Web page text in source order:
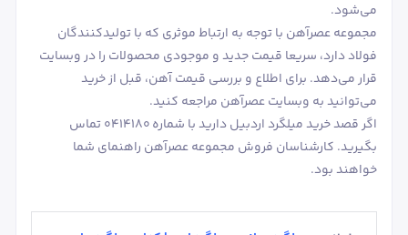
می‌شود.
مجموعه عصرآهن با توجه به ارتباط موثری که با تولیدکنندگان
فولاد دارد، سریعا قیمت جدید و موجودی محصولات را در وبسایت
قرار می‌دهد. برای اطلاع و بررسی قیمت آهن، قبل از خرید
می‌توانید به وبسایت عصرآهن مراجعه کنید.
اگر قصد خرید میلگرد اردبیل دارید با شماره 0414180 تماس
بگیرید. کارشناسان فروش مجموعه عصرآهن راهنمای شما
خواهند بود.